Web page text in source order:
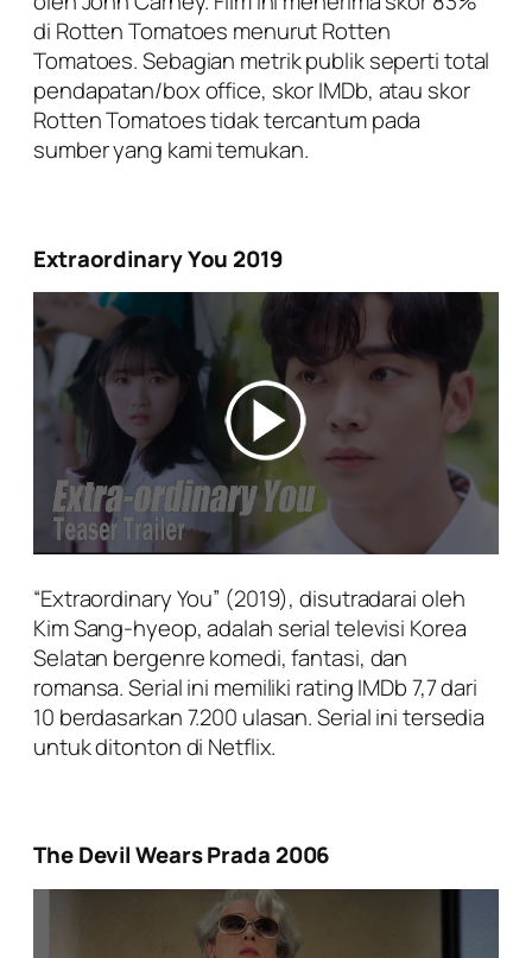
di Rotten Tomatoes menurut Rotten
Tomatoes. Sebagian metrik publik seperti total
pendapatan/box office, skor IMDb, atau skor
Rotten Tomatoes tidak tercantum pada
sumber yang kami temukan.
Extraordinary You 2019
“Extraordinary You” (2019), disutradarai oleh
Kim Sang-hyeop, adalah serial televisi Korea
Selatan bergenre komedi, fantasi, dan
romansa. Serial ini memiliki rating IMDb 7,7 dari
10 berdasarkan 7.200 ulasan. Serial ini tersedia
untuk ditonton di Netflix.
The Devil Wears Prada 2006